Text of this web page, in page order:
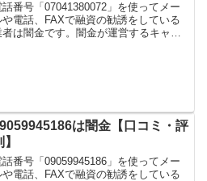
話番号「07041380072」を使ってメー
や電話、FAXで融資の勧誘をしている
者は闇金です。闇金が運営するキャッ
は闇金【口コミ・評
話番号「09059945186」を使ってメー
や電話、FAXで融資の勧誘をしている